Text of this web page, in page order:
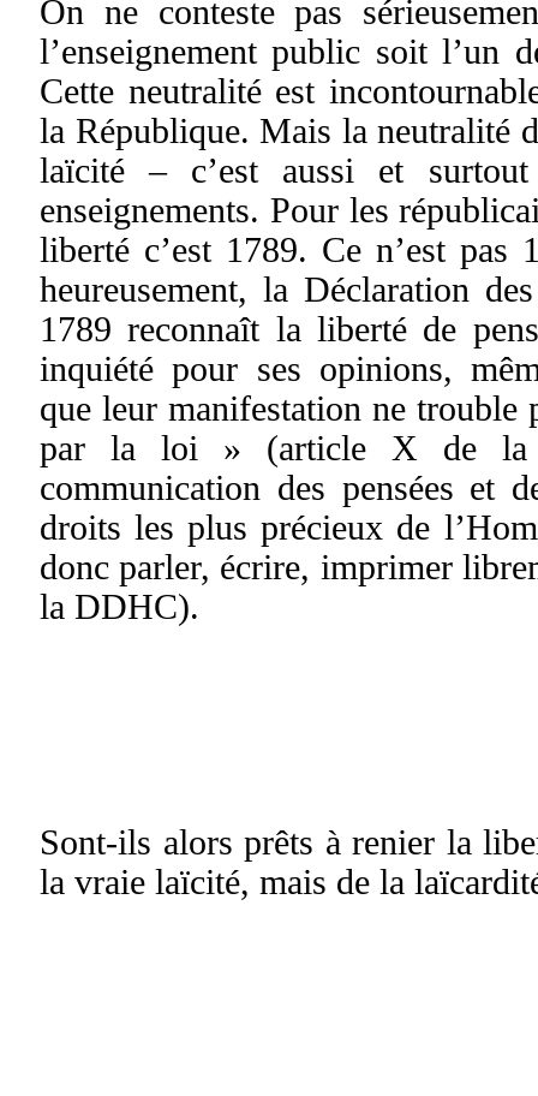
On ne conteste pas
l’enseignement public soit l’un
Cette neutralité est
la République. Mais la neutralité
laïcité – c’est aussi et
enseignements. Pour les
liberté c’est 1789. Ce n’est pas
heureusement, la Déclaration
1789 reconnaît la liberté de
inquiété pour ses opinions,
que leur manifestation ne trouble
par la loi » (article X de
communication des pensées et
droits les plus précieux de
donc parler, écrire, imprimer
la DDHC).
Sont-ils alors prêts à renier la
la vraie laïcité, mais de la